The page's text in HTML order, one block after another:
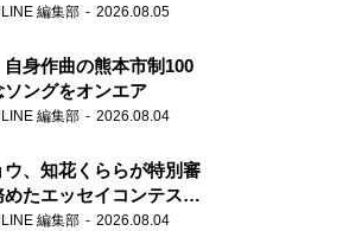
PODCAST』月替わり
編集部 2026.08.05
自身作曲の熊本市制100
ソングをオンエア
編集部 2026.08.04
ウ、知花くららが特別審
たエッセイコンテスト
「#いまあなたに伝え
編集部 2026.08.04